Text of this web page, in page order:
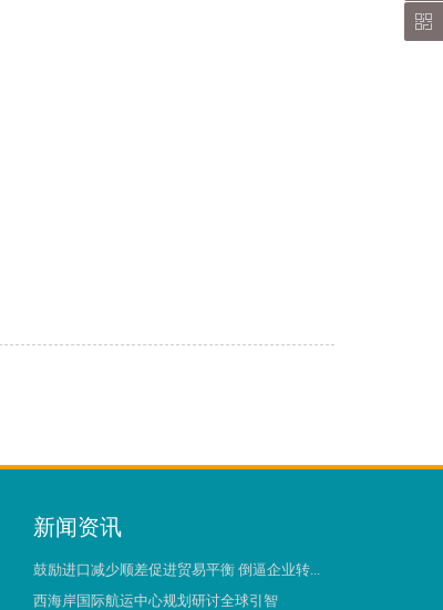
新闻资讯
鼓励进口减少顺差促进贸易平衡 倒逼企业转...
西海岸国际航运中心规划研讨全球引智